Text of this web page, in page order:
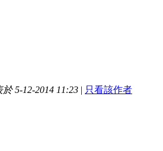
於 5-12-2014 11:23 | 只看該作者